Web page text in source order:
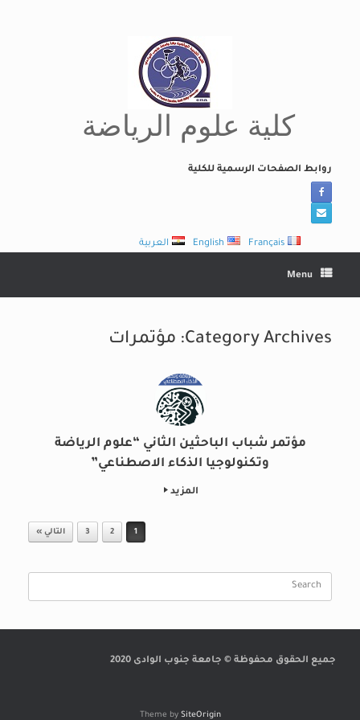
كلية علوم الرياضة
روابط الصفحات الرسمية للكلية
العربية English Français
Menu
Category Archives: مؤتمرات
مؤتمر شباب الباحثين الثاني “علوم الرياضة
وتكنولوجيا الذكاء الاصطناعي”
المزيد
1
2
3 التالي »
Search
جميع الحقوق محفوظة © جامعة جنوب الوادى 2020
Theme by SiteOrigin